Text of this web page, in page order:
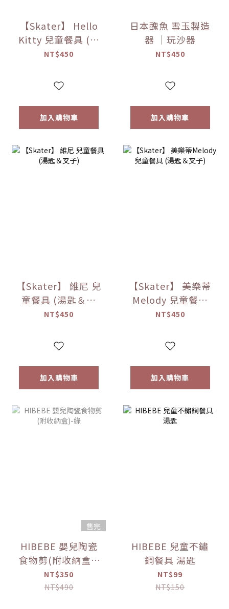
【Skater】 Hello
Kitty 兒童餐具 (湯
匙＆叉子)
NT$450
加入購物車
日本醜魚 雪玉製造
器 ｜玩沙器
NT$450
加入購物車
【Skater】 維尼 兒
童餐具 (湯匙＆叉
子)
NT$450
加入購物車
【Skater】 美樂蒂
Melody 兒童餐具
(湯匙＆叉子)
NT$450
加入購物車
售完
HIBEBE 嬰兒陶瓷
食物剪(附收納盒)-
綠
NT$350
NT$490
HIBEBE 兒童不鏽
鋼餐具 湯匙
NT$99
NT$150